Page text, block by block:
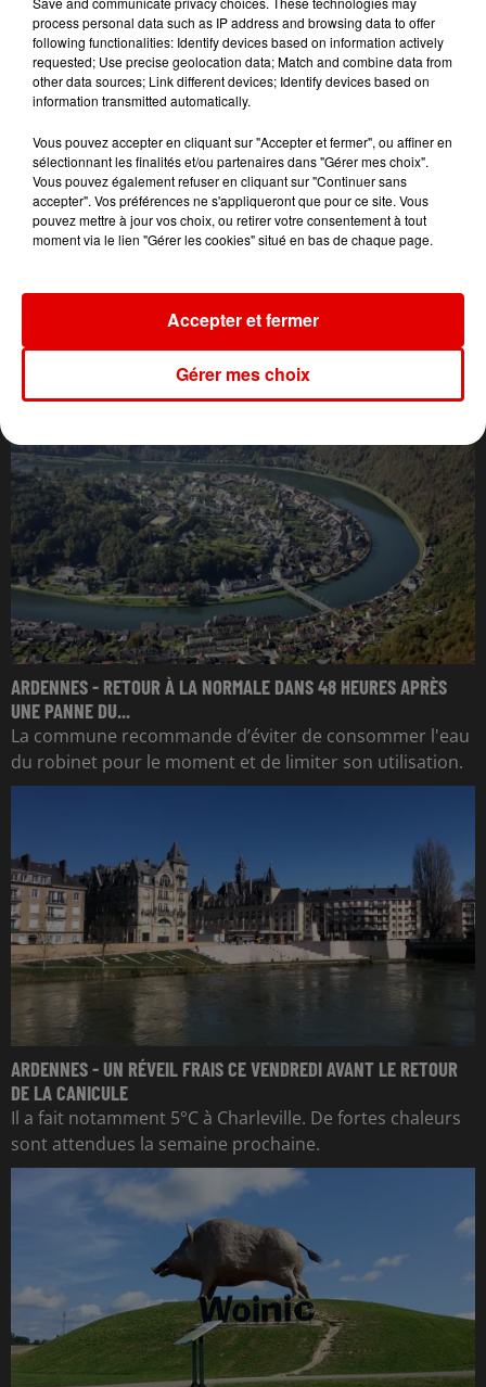
L'ACTU DES ARDENNES
ARDENNES - RETOUR À LA NORMALE DANS 48 HEURES APRÈS
UNE PANNE DU...
La commune recommande d’éviter de consommer l'eau
du robinet pour le moment et de limiter son utilisation.
ARDENNES - UN RÉVEIL FRAIS CE VENDREDI AVANT LE RETOUR
DE LA CANICULE
Il a fait notamment 5°C à Charleville. De fortes chaleurs
sont attendues la semaine prochaine.
process personal data such as IP address and browsing data to offer
following functionalities: Identify devices based on information actively
requested; Use precise geolocation data; Match and combine data from
other data sources; Link different devices; Identify devices based on
information transmitted automatically.
Vous pouvez accepter en cliquant sur "Accepter et fermer", ou affiner en
sélectionnant les finalités et/ou partenaires dans "Gérer mes choix".
Vous pouvez également refuser en cliquant sur "Continuer sans
accepter". Vos préférences ne s'appliqueront que pour ce site. Vous
pouvez mettre à jour vos choix, ou retirer votre consentement à tout
moment via le lien "Gérer les cookies" situé en bas de chaque page.
Gérer mes choix
Accepter et fermer